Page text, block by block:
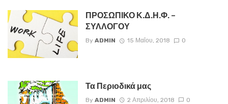
ΠΡΟΣΩΠΙΚΟ Κ.Δ.Η.Φ. –
ΣΥΛΛΟΓΟΥ
By ADMIN 15 Μαΐου, 2018 0
Τα Περιοδικά μας
By ADMIN 2 Απριλίου, 2018 0